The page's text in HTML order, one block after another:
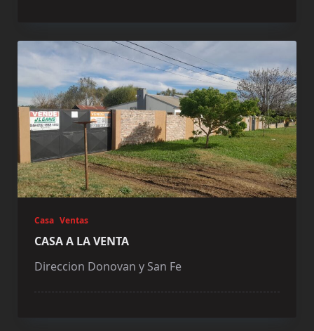
Casa Ventas
CASA A LA VENTA
Direccion Donovan y San Fe